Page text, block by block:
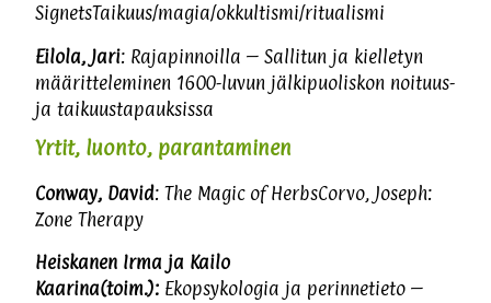
SignetsTaikuus/magia/okkultismi/ritualismi
Eilola, Jari: Rajapinnoilla – Sallitun ja kielletyn
määritteleminen 1600-luvun jälkipuoliskon noituus-
ja taikuustapauksissa
Yrtit, luonto, parantaminen
Conway, David: The Magic of HerbsCorvo, Joseph:
Zone Therapy
Heiskanen Irma ja Kailo
Kaarina(toim.): Ekopsykologia ja perinnetieto –